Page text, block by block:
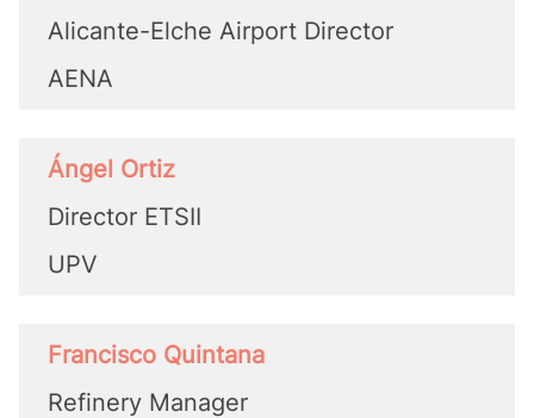
Alicante-Elche Airport Director
AENA
Ángel Ortiz
Director ETSII
UPV
Francisco Quintana
Refinery Manager